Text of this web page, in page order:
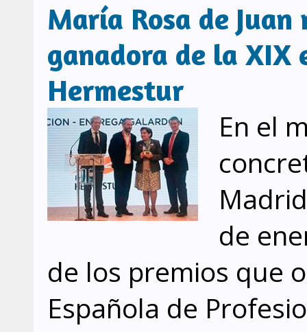
María Rosa de
ganadora de la XIX
Hermestur
En el
de
de los premios que
Española de